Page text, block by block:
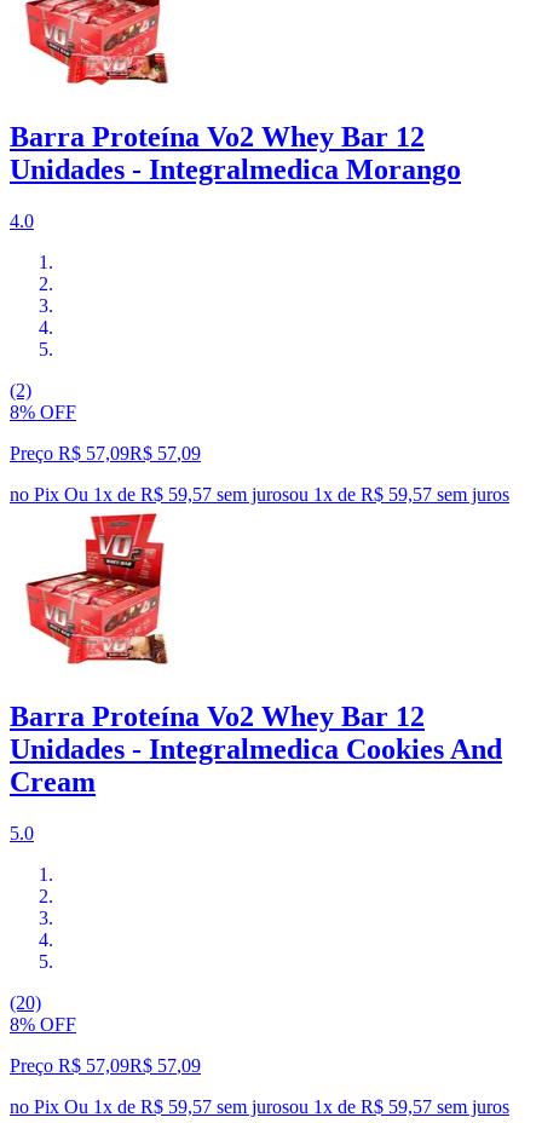
Barra Proteína Vo2 Whey Bar 12
Unidades - Integralmedica Morango
4.0
(2)
8% OFF
Preço R$ 57,09R$ 57,09
no Pix Ou 1x de R$ 59,57 sem jurosou 1x de R$ 59,57 sem juros
Barra Proteína Vo2 Whey Bar 12
Unidades - Integralmedica Cookies And
Cream
5.0
(20)
8% OFF
Preço R$ 57,09R$ 57,09
no Pix Ou 1x de R$ 59,57 sem jurosou 1x de R$ 59,57 sem juros